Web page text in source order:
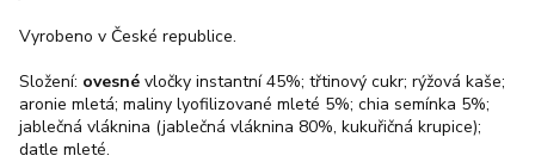
Vyrobeno v České republice.
Složení: ovesné vločky instantní 45%; třtinový cukr; rýžová kaše;
aronie mletá; maliny lyofilizované mleté 5%; chia semínka 5%;
jablečná vláknina (jablečná vláknina 80%, kukuřičná krupice);
datle mleté.